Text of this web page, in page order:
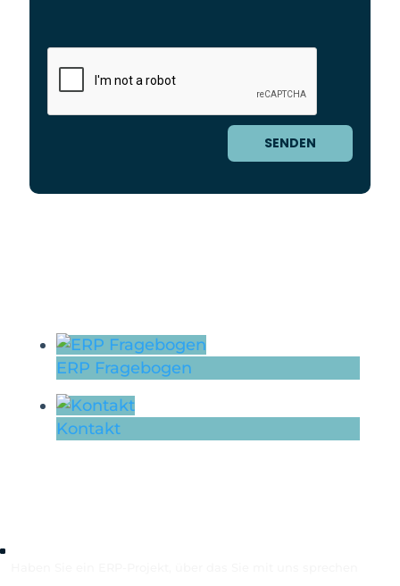
SENDEN
ERP Fragebogen
Kontakt